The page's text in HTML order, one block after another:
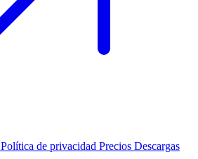
Política de privacidad Precios Descargas